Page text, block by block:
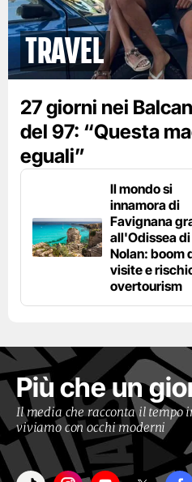
Travel
27 giorni nei
del 97: “Questa
eguali”
Il mondo si
innamora di
Favignana
all'Odissea di
Nolan: boom
visite e
overtourism
Più che un
Il media che racconta il tempo
viviamo con occhi moderni